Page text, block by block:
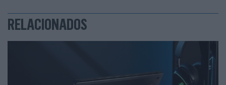
RELACIONADOS